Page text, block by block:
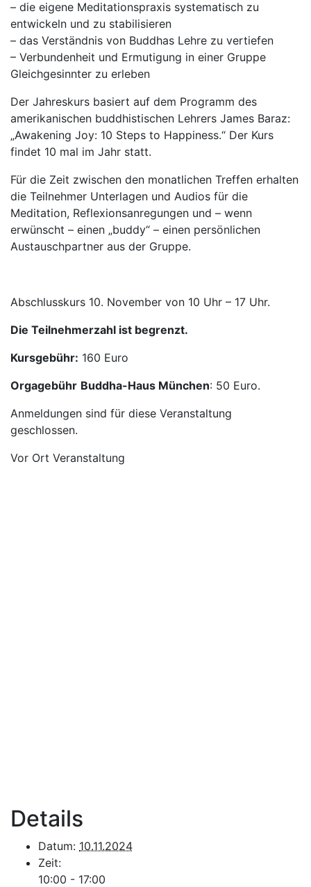
– die eigene Meditationspraxis systematisch zu
entwickeln und zu stabilisieren
– das Verständnis von Buddhas Lehre zu vertiefen
– Verbundenheit und Ermutigung in einer Gruppe
Gleichgesinnter zu erleben
Der Jahreskurs basiert auf dem Programm des
amerikanischen buddhistischen Lehrers James Baraz:
„Awakening Joy: 10 Steps to Happiness.“ Der Kurs
findet 10 mal im Jahr statt.
Für die Zeit zwischen den monatlichen Treffen erhalten
die Teilnehmer Unterlagen und Audios für die
Meditation, Reflexionsanregungen und – wenn
erwünscht – einen „buddy“ – einen persönlichen
Austauschpartner aus der Gruppe.
Abschlusskurs 10. November von 10 Uhr – 17 Uhr.
Die Teilnehmerzahl ist begrenzt.
Kursgebühr: 160 Euro
Orgagebühr Buddha-Haus München: 50 Euro.
Anmeldungen sind für diese Veranstaltung
geschlossen.
Vor Ort Veranstaltung
Details
Datum: 10.11.2024
Zeit:
10:00 - 17:00